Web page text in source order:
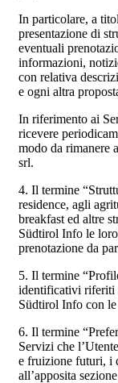
In particolare, a
presentazione di
eventuali
informazioni,
con relativa
e ogni altra
In riferimento ai
ricevere
modo da rimanere
srl.
4. Il termine
residence, agli
breakfast ed altre
Südtirol Info le
prenotazione da
5. Il termine
identificativi riferiti
Südtirol Info con
6. Il termine
Servizi che
e fruizione futuri, i
all’apposita